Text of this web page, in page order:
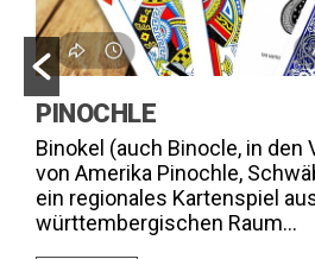
in den Vereinigten Staaten
Schwäbisch: Benogl) ist
aus dem
Raum...